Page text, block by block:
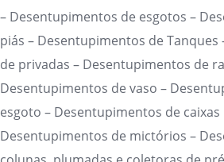
– Desentupimentos de esgotos –
piás – Desentupimentos de
de privadas – Desentupimentos de
Desentupimentos de vaso –
esgoto – Desentupimentos de
Desentupimentos de mictórios –